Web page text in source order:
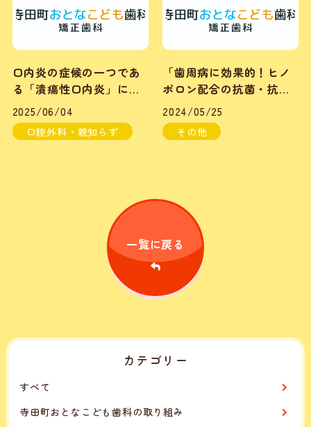
口内炎の症候の一つであ
る「潰瘍性口内炎」につ
いて
2025/06/04
口腔外科・親知らず
「歯周病に効果的！ヒノ
ポロン配合の抗菌・抗炎
症剤」
2024/05/25
その他
一覧に戻る
カテゴリー
すべて
寺田町おとなこども歯科の取り組み